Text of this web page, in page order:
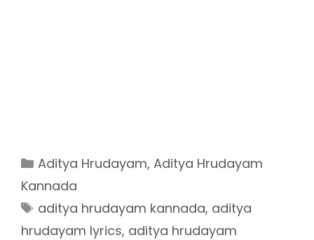
Categories
Aditya Hrudayam, Aditya Hrudayam
Kannada
Tags
aditya hrudayam kannada, aditya
hrudayam lyrics, aditya hrudayam